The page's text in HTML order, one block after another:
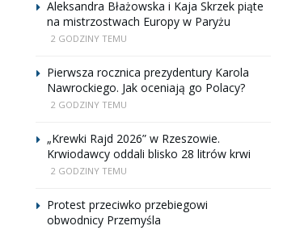
Aleksandra Błażowska i Kaja Skrzek piąte
na mistrzostwach Europy w Paryżu
2 GODZINY TEMU
Pierwsza rocznica prezydentury Karola
Nawrockiego. Jak oceniają go Polacy?
2 GODZINY TEMU
„Krewki Rajd 2026” w Rzeszowie.
Krwiodawcy oddali blisko 28 litrów krwi
2 GODZINY TEMU
Protest przeciwko przebiegowi
obwodnicy Przemyśla